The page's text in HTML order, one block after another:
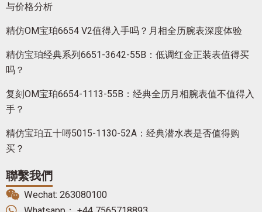
与价格分析
精仿OM宝珀6654 V2值得入手吗？月相全历腕表深度体验
精仿宝珀经典系列6651-3642-55B：低调红金正装表值得买
吗？
复刻OM宝珀6654-1113-55B：经典全历月相腕表值不值得入
手？
精仿宝珀五十噚5015-1130-52A：经典潜水表是否值得购
买？
聯繫我們
Wechat: 263080100